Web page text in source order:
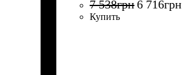
7 538грн6 716грн
Купить